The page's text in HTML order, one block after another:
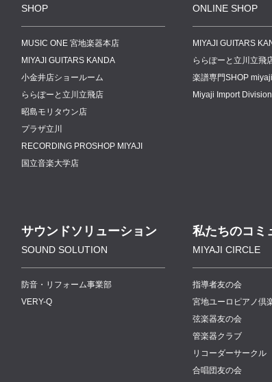
SHOP
MUSIC ONE 宮地楽器本店
MIYAJI GUITARS KANDA
小金井店ショールーム
ららぽーと立川立飛店
昭島モリタウン店
プラザ立川
RECORDING PROSHOP MIYAJI
国立音楽大学店
ONLINE SHOP
MIYAJI GUITARS
ららぽーと立川立飛
楽譜専門SHOP
Miyaji Import Division
サウンドソリューション
SOUND SOLUTION
防音・リフォーム事業部
VERY-Q
私たちのコミ
MIYAJI CIRCLE
指導者友の会
宮地ユーロピアノ倶
弦楽器友の会
管楽器クラブ
リコーダーサークル
合唱団友の会